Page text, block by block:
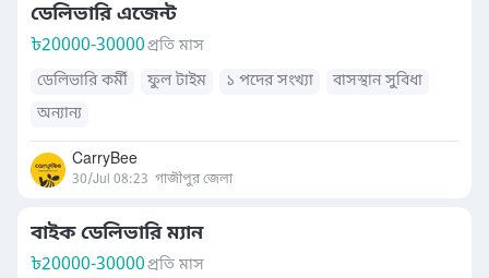
ডেলিভারি এজেন্ট
৳20000-30000প্রতি মাস
ডেলিভারি কর্মী
ফুল টাইম ১ পদের সংখ্যা
বাসস্থান সুবিধা
অন্যান্য
CarryBee
30/Jul 08:23 গাজীপুর জেলা
বাইক ডেলিভারি ম্যান
৳20000-30000প্রতি মাস